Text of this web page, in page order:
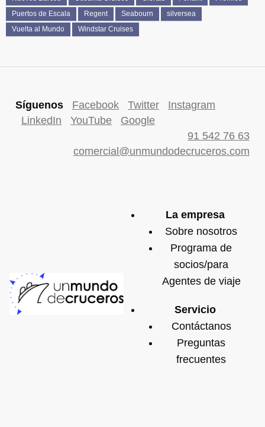
Puertos de Escala
Regent Seabourn
silversea
Vuelta al Mundo
Windstar Cruises
Síguenos Facebook Twitter
Instagram
LinkedIn
YouTube
Google
91 542 76 63
comercial@unmundodecruceros.com
La empresa
Sobre nosotros
Programa de
socios/para
Agentes de viaje
Servicio
Contáctanos
Preguntas
frecuentes